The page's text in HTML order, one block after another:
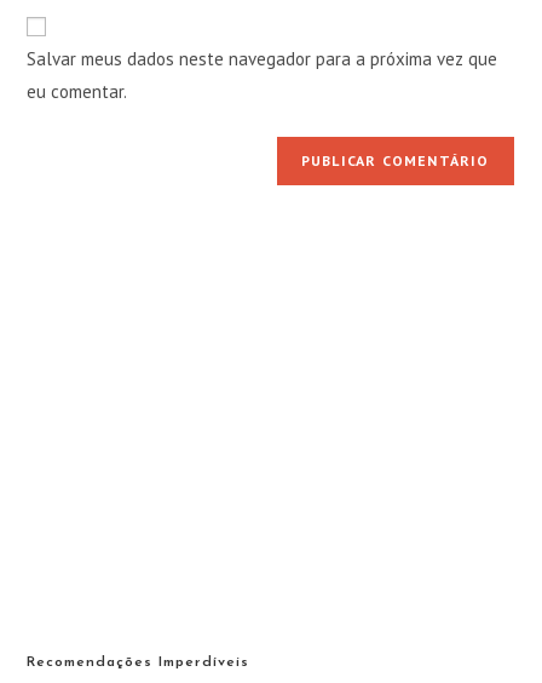
para
comentar
para
comentar
do
seu
site
Salvar meus dados neste navegador para a próxima vez que
eu comentar.
Recomendações Imperdíveis